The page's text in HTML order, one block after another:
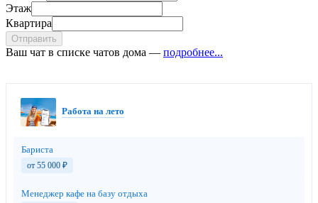
Этаж
Квартира
Отправить
Ваш чат в списке чатов дома — подробнее...
Работа на лето
Бариста
от 55 000 ₽
Менеджер кафе на базу отдыха